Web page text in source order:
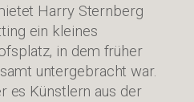
Harry Sternberg
ein kleines
in dem früher
untergebracht war.
es Künstlern aus der